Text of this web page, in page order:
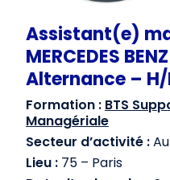
Assistant(e)
MERCEDES
Alternance – H/
Formation : BTS
Managériale
Secteur d’activité :
Lieu : 75 – Paris